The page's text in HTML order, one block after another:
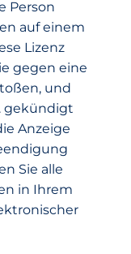
Person
auf einem
Lizenz
gegen eine
und
gekündigt
Anzeige
Sie alle
in Ihrem